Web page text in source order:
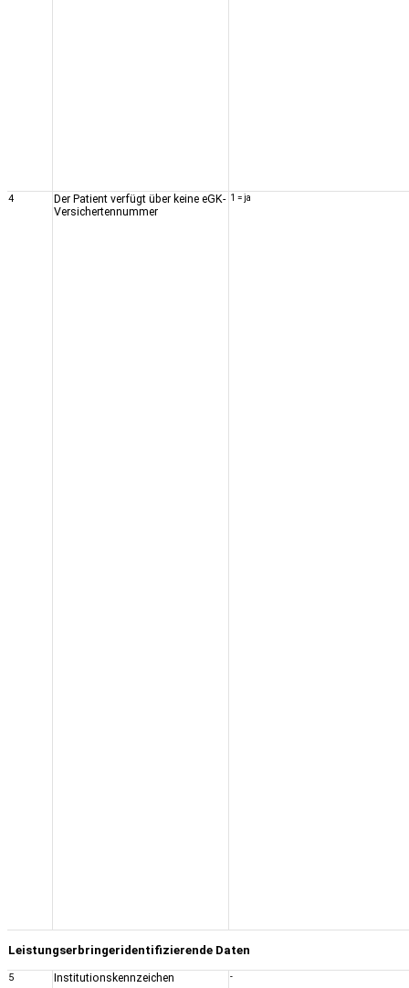
4
Der Patient verfügt über keine eGK-
Versichertennummer
1 = ja
Leistungserbringeridentifizierende Daten
5 Institutionskennzeichen -